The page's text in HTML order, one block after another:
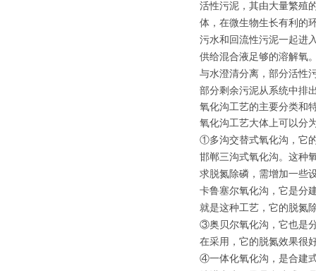
活性污泥，其由大量繁殖
体，在微生物生长有利的
污水和回流性污泥一起进
供给混合液足够的溶解氧
与水澄清分离，部分活性
部分剩余污泥从系统中排
氧化沟工艺的主要分类和
氧化沟工艺大体上可以分
①多沟交替式氧化沟，它
邯郸三沟式氧化沟。这种
求脱氮除磷，需增加一些
卡鲁塞尔氧化沟，它是分
就是这种工艺，它的脱氮
③奥贝尔氧化沟，它也是
在采用，它的脱氮效果很
④一体化氧化沟，是合建